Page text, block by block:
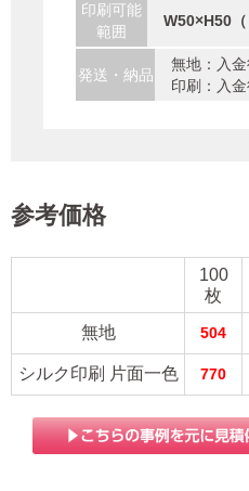
印刷可能
範囲
W50×H50（
発送・納品
無地：入
印刷：入
参考価格
100
枚
無地
504
シルク印刷 片面一色 770